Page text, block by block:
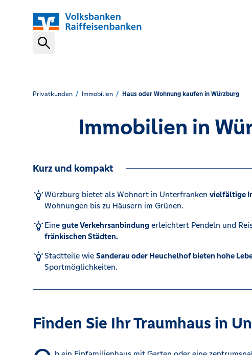
OnlineBanking
VR Banking App
Karte sperren (116 116)
Kreditrechner
Privatkunden Immobilien Haus oder Wohnung kaufen in Würzburg
Immobilien in
Kurz und kompakt
Würzburg bietet als Wohnort in Unterfrankenvielfältige
Wohnungen bis zu Häusern im Grünen.
Einegute Verkehrsanbindung erleichtert Pendeln und
fränkischen Städten.
Stadtteile wieSanderau oder Heuchelhof bieten hohe
Sportmöglichkeiten.
Finden Sie Ihr Traumhaus in